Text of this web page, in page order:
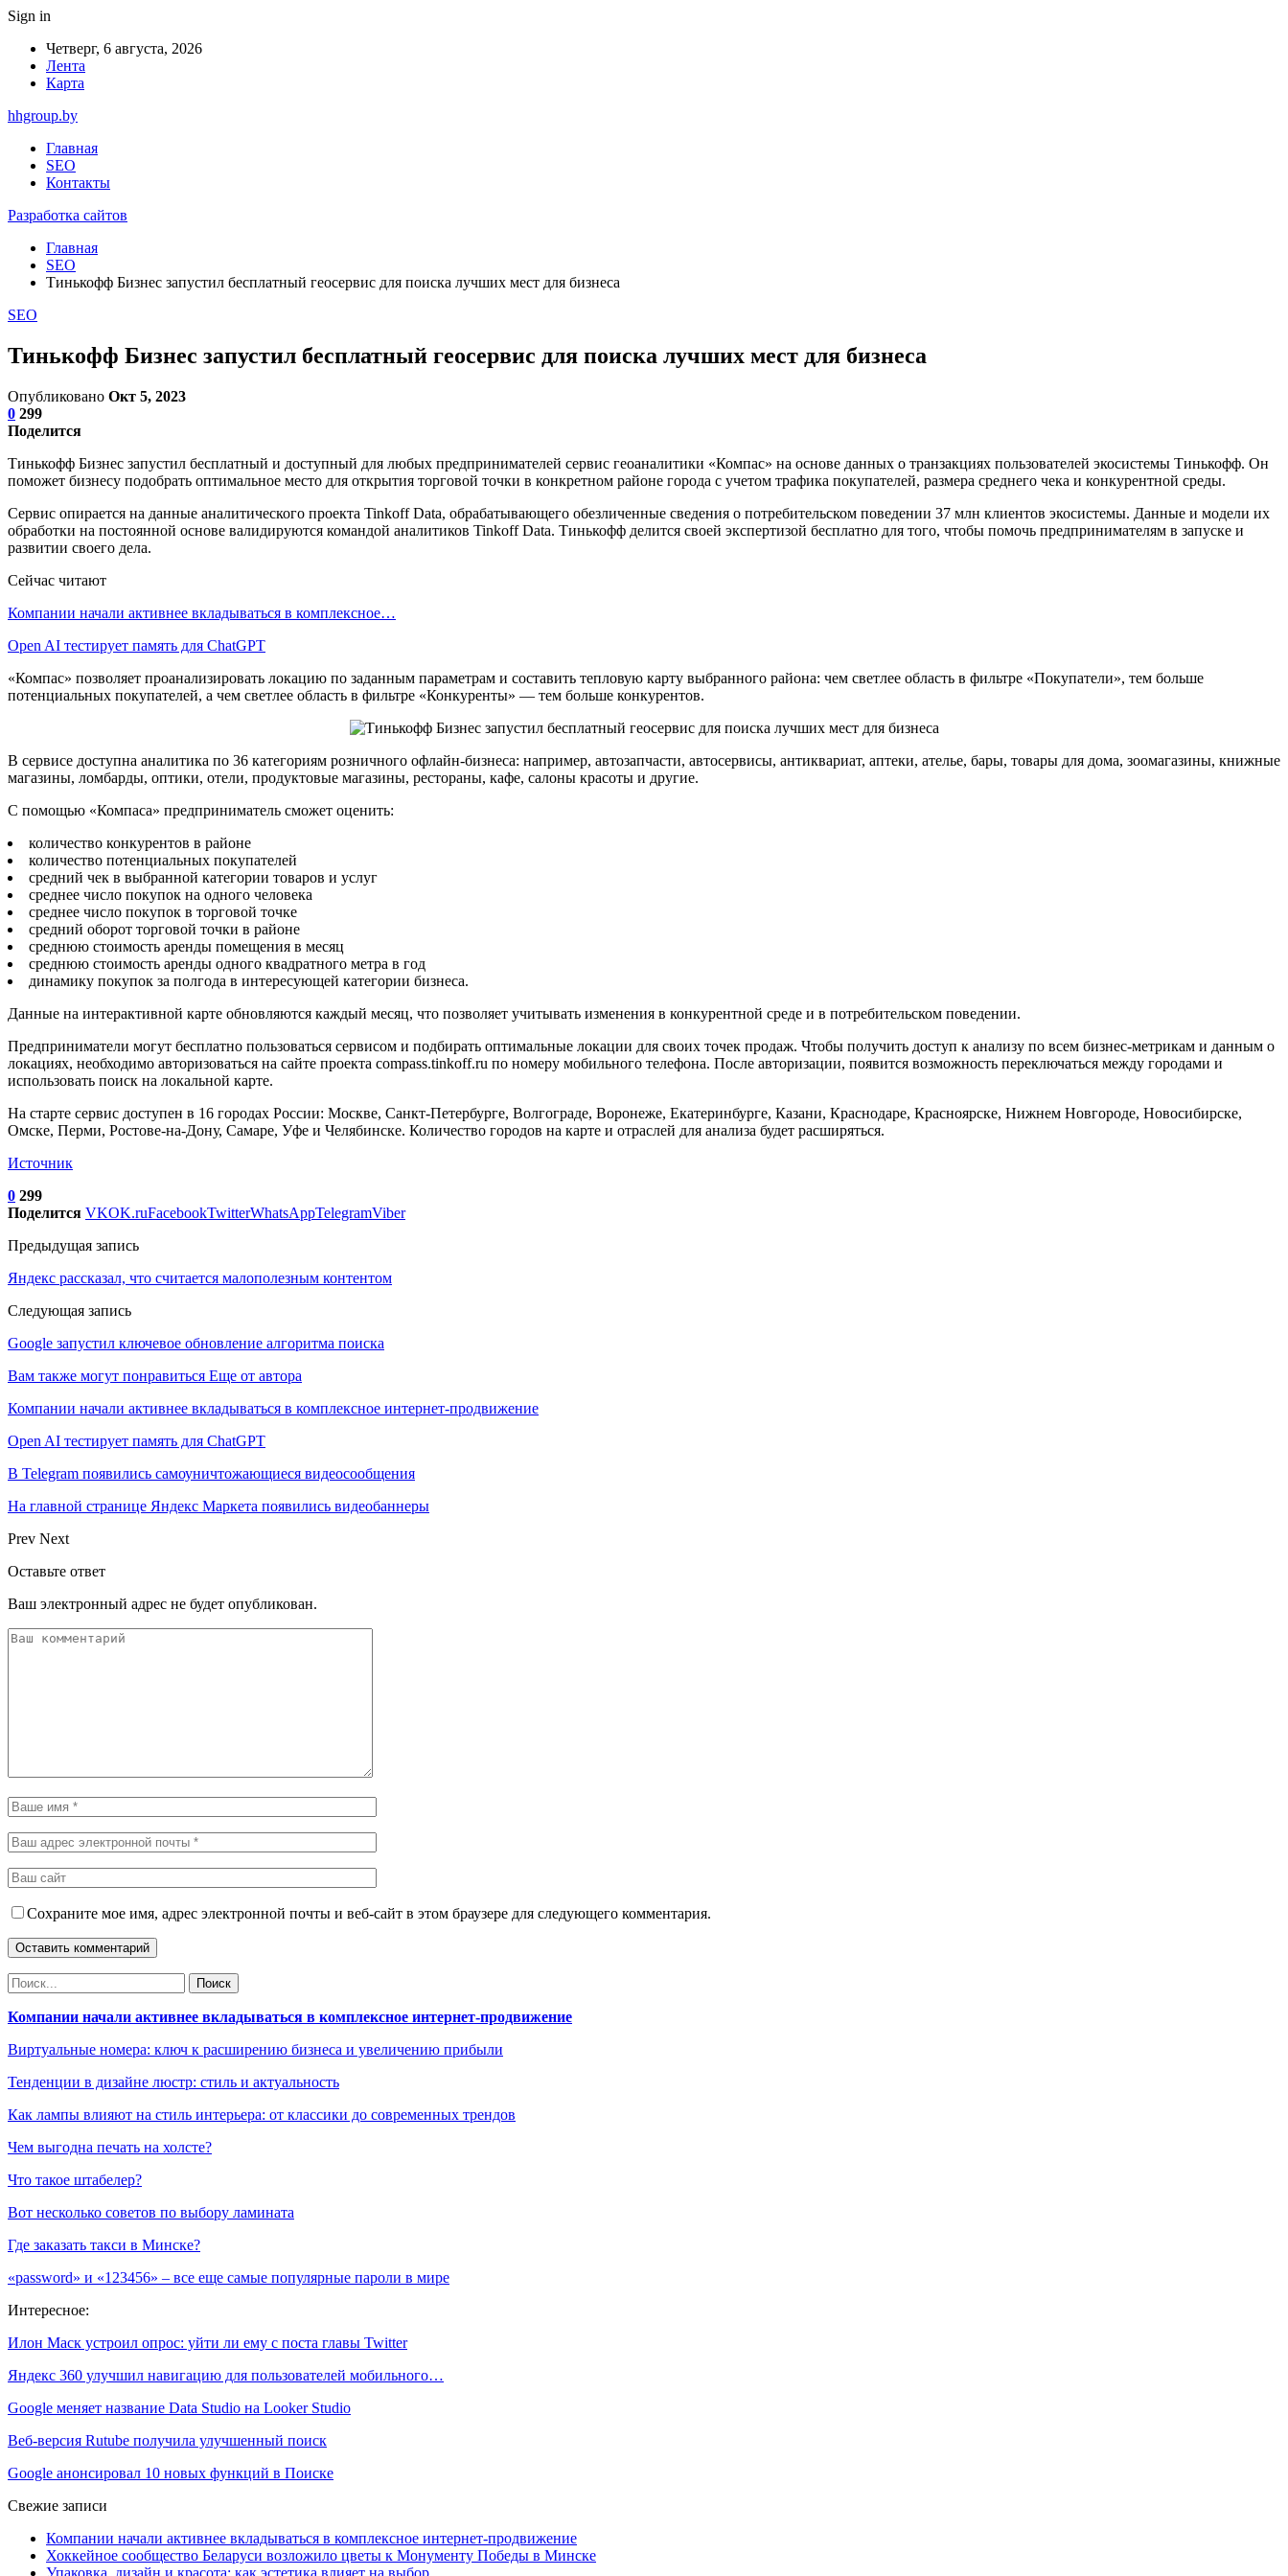
Sign in
Четверг, 6 августа, 2026
Лента
Карта
hhgroup.by
Главная
SEO
Контакты
Разработка сайтов
Главная
SEO
Тинькофф Бизнес запустил бесплатный геосервис для поиска лучших мест для бизнеса
SEO
Тинькофф Бизнес запустил бесплатный геосервис для поиска лучших мест для бизнеса
Опубликовано Окт 5, 2023
0 299
Поделится
Тинькофф Бизнес запустил бесплатный и доступный для любых предпринимателей сервис геоаналитики «Компас» на основе данных о транзакциях пользователей экосистемы Тинькофф. Он
поможет бизнесу подобрать оптимальное место для открытия торговой точки в конкретном районе города с учетом трафика покупателей, размера среднего чека и конкурентной среды.
Сервис опирается на данные аналитического проекта Tinkoff Data, обрабатывающего обезличенные сведения о потребительском поведении 37 млн клиентов экосистемы. Данные и модели их
обработки на постоянной основе валидируются командой аналитиков Tinkoff Data. Тинькофф делится своей экспертизой бесплатно для того, чтобы помочь предпринимателям в запуске и
развитии своего дела.
Сейчас читают
Компании начали активнее вкладываться в комплексное…
Open AI тестирует память для ChatGPT
«Компас» позволяет проанализировать локацию по заданным параметрам и составить тепловую карту выбранного района: чем светлее область в фильтре «Покупатели», тем больше
потенциальных покупателей, а чем светлее область в фильтре «Конкуренты» — тем больше конкурентов.
В сервисе доступна аналитика по 36 категориям розничного офлайн-бизнеса: например, автозапчасти, автосервисы, антиквариат, аптеки, ателье, бары, товары для дома, зоомагазины, книжные
магазины, ломбарды, оптики, отели, продуктовые магазины, рестораны, кафе, салоны красоты и другие.
С помощью «Компаса» предприниматель сможет оценить:
количество конкурентов в районе
количество потенциальных покупателей
средний чек в выбранной категории товаров и услуг
среднее число покупок на одного человека
среднее число покупок в торговой точке
средний оборот торговой точки в районе
среднюю стоимость аренды помещения в месяц
среднюю стоимость аренды одного квадратного метра в год
динамику покупок за полгода в интересующей категории бизнеса.
Данные на интерактивной карте обновляются каждый месяц, что позволяет учитывать изменения в конкурентной среде и в потребительском поведении.
Предприниматели могут бесплатно пользоваться сервисом и подбирать оптимальные локации для своих точек продаж. Чтобы получить доступ к анализу по всем бизнес-метрикам и данным о
локациях, необходимо авторизоваться на сайте проекта compass.tinkoff.ru по номеру мобильного телефона. После авторизации, появится возможность переключаться между городами и
использовать поиск на локальной карте.
На старте сервис доступен в 16 городах России: Москве, Санкт-Петербурге, Волгограде, Воронеже, Екатеринбурге, Казани, Краснодаре, Красноярске, Нижнем Новгороде, Новосибирске,
Омске, Перми, Ростове-на-Дону, Самаре, Уфе и Челябинске. Количество городов на карте и отраслей для анализа будет расширяться.
Источник
0 299
Поделится VKOK.ruFacebookTwitterWhatsAppTelegramViber
Предыдущая запись
Яндекс рассказал, что считается малополезным контентом
Следующая запись
Google запустил ключевое обновление алгоритма поиска
Вам также могут понравиться Еще от автора
Компании начали активнее вкладываться в комплексное интернет-продвижение
Open AI тестирует память для ChatGPT
В Telegram появились самоуничтожающиеся видеосообщения
На главной странице Яндекс Маркета появились видеобаннеры
Prev Next
Оставьте ответ
Ваш электронный адрес не будет опубликован.
Сохраните мое имя, адрес электронной почты и веб-сайт в этом браузере для следующего комментария.
Компании начали активнее вкладываться в комплексное интернет-продвижение
Виртуальные номера: ключ к расширению бизнеса и увеличению прибыли
Тенденции в дизайне люстр: стиль и актуальность
Как лампы влияют на стиль интерьера: от классики до современных трендов
Чем выгодна печать на холсте?
Что такое штабелер?
Вот несколько советов по выбору ламината
Где заказать такси в Минске?
«password» и «123456» – все еще самые популярные пароли в мире
Интересное:
Илон Маск устроил опрос: уйти ли ему с поста главы Twitter
Яндекс 360 улучшил навигацию для пользователей мобильного…
Google меняет название Data Studio на Looker Studio
Веб-версия Rutube получила улучшенный поиск
Google анонсировал 10 новых функций в Поиске
Свежие записи
Компании начали активнее вкладываться в комплексное интернет-продвижение
Хоккейное сообщество Беларуси возложило цветы к Монументу Победы в Минске
Упаковка, дизайн и красота: как эстетика влияет на выбор